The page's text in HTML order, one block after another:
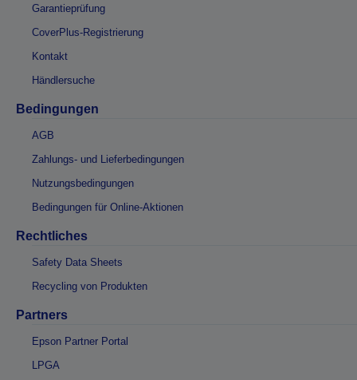
Garantieprüfung
CoverPlus-Registrierung
Kontakt
Händlersuche
Bedingungen
AGB
Zahlungs- und Lieferbedingungen
Nutzungsbedingungen
Bedingungen für Online-Aktionen
Rechtliches
Safety Data Sheets
Recycling von Produkten
Partners
Epson Partner Portal
LPGA